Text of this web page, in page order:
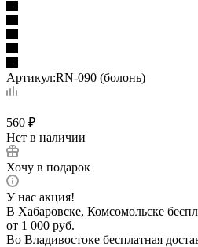
Артикул:RN-090 (болонь)
560 ₽
Нет в наличии
Хочу в подарок
У нас акция!
В Хабаровске, Комсомольске
от 1 000 руб.
Во Владивостоке бесплатная